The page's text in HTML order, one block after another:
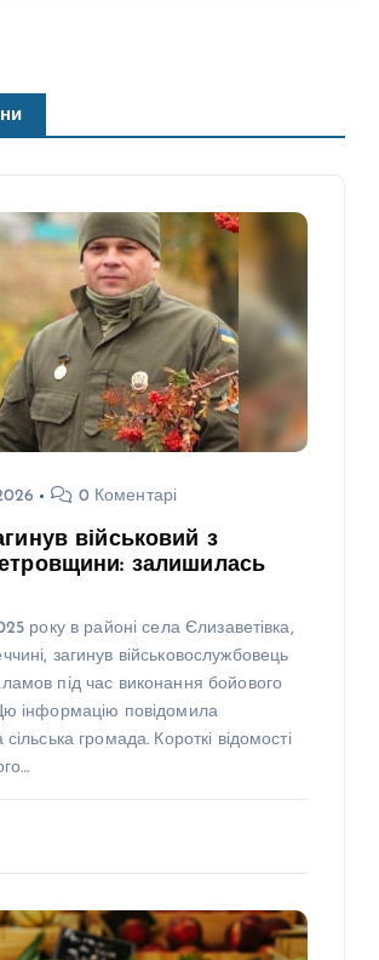
0 Коментарі
військовий з
залишилась
року в районі села Єлизаветівка,
загинув військовослужбовець
під час виконання бойового
інформацію повідомила
сільська громада. Короткі відомості